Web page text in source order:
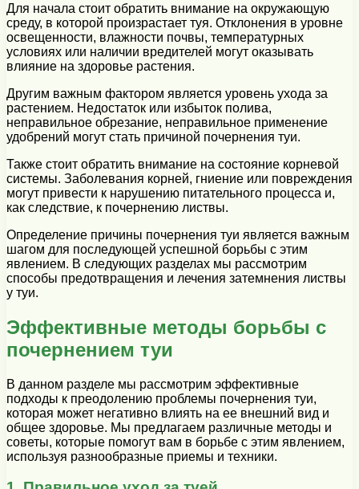
Для начала стоит обратить внимание на окружающую
среду, в которой произрастает туя. Отклонения в уровне
освещенности, влажности почвы, температурных
условиях или наличии вредителей могут оказывать
влияние на здоровье растения.
Другим важным фактором является уровень ухода за
растением. Недостаток или избыток полива,
неправильное обрезание, неправильное применение
удобрений могут стать причиной почернения туи.
Также стоит обратить внимание на состояние корневой
системы. Заболевания корней, гниение или повреждения
могут привести к нарушению питательного процесса и,
как следствие, к почернению листвы.
Определение причины почернения туи является важным
шагом для последующей успешной борьбы с этим
явлением. В следующих разделах мы рассмотрим
способы предотвращения и лечения затемнения листвы
у туи.
Эффективные методы борьбы с
почернением туи
В данном разделе мы рассмотрим эффективные
подходы к преодолению проблемы почернения туи,
которая может негативно влиять на ее внешний вид и
общее здоровье. Мы предлагаем различные методы и
советы, которые помогут вам в борьбе с этим явлением,
используя разнообразные приемы и техники.